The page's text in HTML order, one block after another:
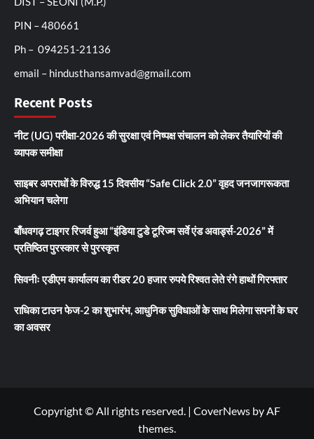
PIN – 480661
Ph – 094251-21136
email – hindusthansamvad@gmail.com
Recent Posts
नीट (UG) परीक्षा-2026 की सुरक्षा एवं निष्पक्ष संचालन को लेकर तैयारियों की
व्यापक समीक्षा
साइबर अपराधों के विरुद्ध 15 दिवसीय “Safe Click 2.0” वृहद जनजागरूकता
अभियान चलेगा
बाँधवगढ़ टाइगर रिजर्व हुआ “इंडिया टुडे टूरिज्म सर्वे एंड अवार्ड्स-2026” में
प्रतिष्ठित पुरस्कार से पुरस्कृत
सिवनीः एडीएम कार्यालय का रीडर 20 हजार रुपये रिश्वत लेते रंगे हाथों गिरफ्तार
राधिका टाउन फेज-2 का शुभारंभ, आधुनिक सुविधाओं के साथ मिलेगा सपनों के घर
का अवसर
Copyright © All rights reserved. | CoverNews by AF
themes.